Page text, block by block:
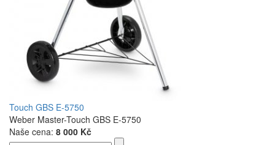
Touch GBS E-5750
Weber Master-Touch GBS E-5750
Naše cena: 8 000 Kč